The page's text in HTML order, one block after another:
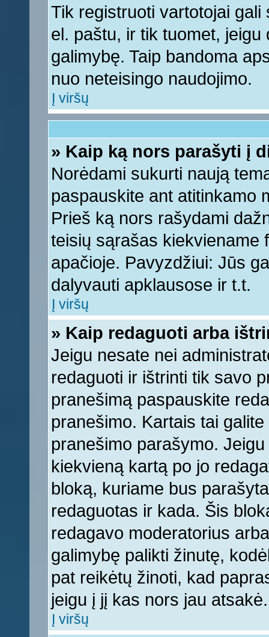
Tik registruoti vartotojai
el. paštu, ir tik tuomet,
galimybę. Taip bandoma
nuo neteisingo naudojimo.
Į viršų
» Kaip ką nors parašyti į
Norėdami sukurti naują
paspauskite ant atitinkamo
Prieš ką nors rašydami
teisių sąrašas kiekviename
apačioje. Pavyzdžiui: Jūs
dalyvauti apklausose ir t.t.
Į viršų
» Kaip redaguoti arba
Jeigu nesate nei
redaguoti ir ištrinti tik savo
pranešimą paspauskite
pranešimo. Kartais tai
pranešimo parašymo.
kiekvieną kartą po jo
bloką, kuriame bus
redaguotas ir kada. Šis
redagavo moderatorius
galimybę palikti žinutę,
pat reikėtų žinoti, kad
jeigu į jį kas nors jau atsakė.
Į viršų